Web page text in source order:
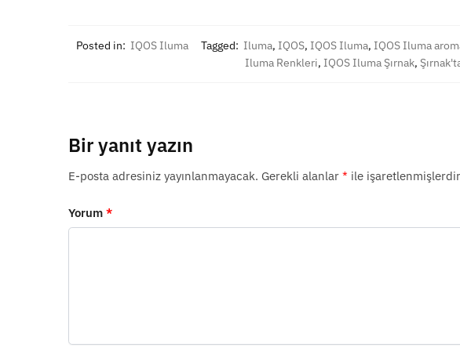
Posted in: IQOS Iluma Tagged: Iluma, IQOS, IQOS Iluma, IQOS Iluma
Iluma Renkleri, IQOS Iluma Şırnak,
Bir yanıt yazın
E-posta adresiniz yayınlanmayacak. Gerekli alanlar * ile işaretlenmişlerdir
Yorum *